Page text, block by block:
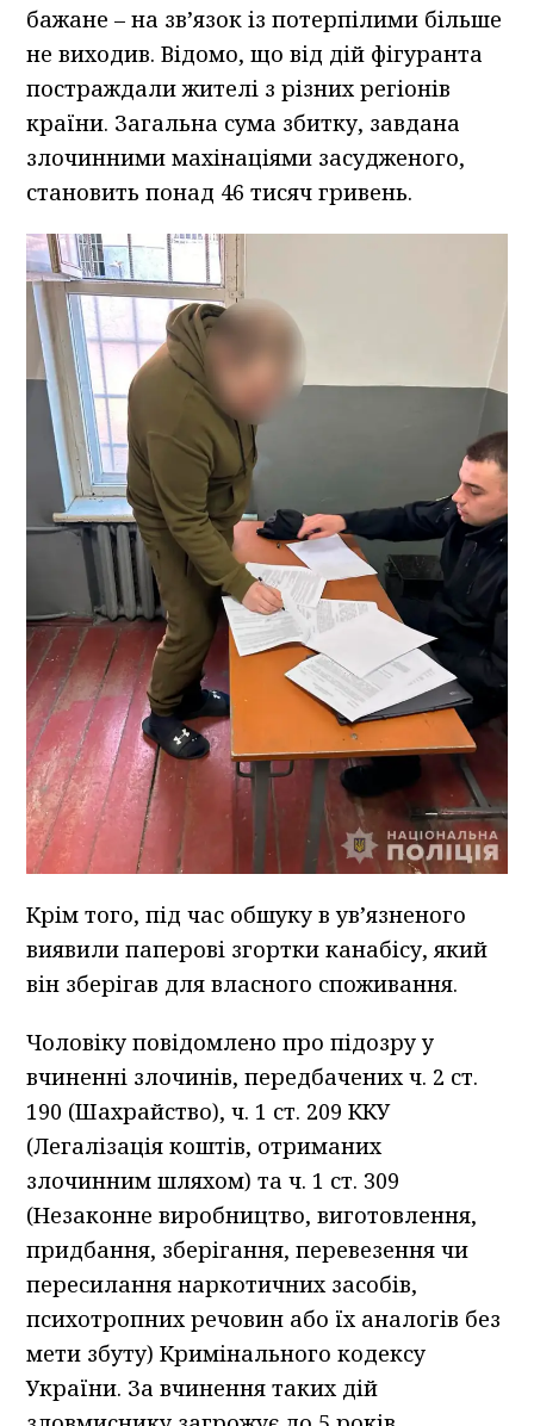
бажане – на зв’язок із потерпілими більше
не виходив. Відомо, що від дій фігуранта
постраждали жителі з різних регіонів
країни. Загальна сума збитку, завдана
злочинними махінаціями засудженого,
становить понад 46 тисяч гривень.
Крім того, під час обшуку в ув’язненого
виявили паперові згортки канабісу, який
він зберігав для власного споживання.
Чоловіку повідомлено про підозру у
вчиненні злочинів, передбачених ч. 2 ст.
190 (Шахрайство), ч. 1 ст. 209 ККУ
(Легалізація коштів, отриманих
злочинним шляхом) та ч. 1 ст. 309
(Незаконне виробництво, виготовлення,
придбання, зберігання, перевезення чи
пересилання наркотичних засобів,
психотропних речовин або їх аналогів без
мети збуту) Кримінального кодексу
України. За вчинення таких дій